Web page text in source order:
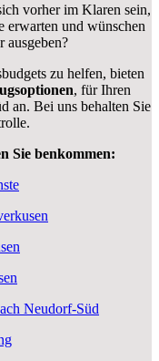
vorher im Klaren sein,
erwarten und wünschen
ausgeben?
zu helfen, bieten
, für Ihren
an. Bei uns behalten Sie
Sie benkommen:
Neudorf-Süd